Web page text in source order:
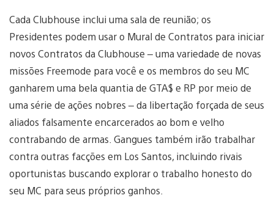
Cada Clubhouse inclui uma sala de reunião; os
Presidentes podem usar o Mural de Contratos para iniciar
novos Contratos da Clubhouse – uma variedade de novas
missões Freemode para você e os membros do seu MC
ganharem uma bela quantia de GTA$ e RP por meio de
uma série de ações nobres – da libertação forçada de seus
aliados falsamente encarcerados ao bom e velho
contrabando de armas. Gangues também irão trabalhar
contra outras facções em Los Santos, incluindo rivais
oportunistas buscando explorar o trabalho honesto do
seu MC para seus próprios ganhos.